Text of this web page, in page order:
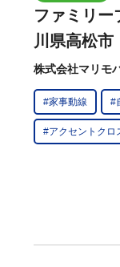
ファミリー
川県高松市
株式会社マリモ
#家事動線 #
#アクセントクロ